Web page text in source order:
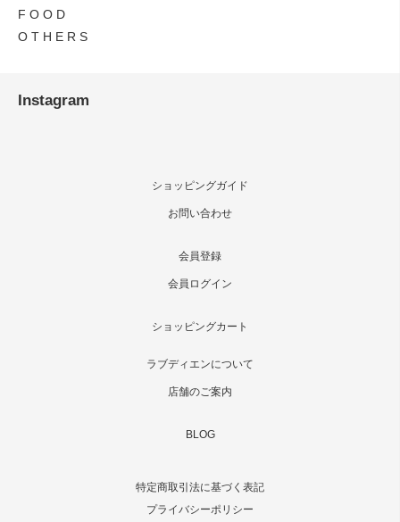
F O O D
O T H E R S
Instagram
ショッピングガイド
お問い合わせ
会員登録
会員ログイン
ショッピングカート
ラブディエンについて
店舗のご案内
BLOG
特定商取引法に基づく表記
プライバシーポリシー